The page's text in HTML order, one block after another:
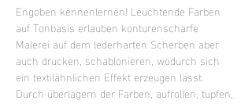
Engoben kennenlernen! Leuchtende Farben
auf Tonbasis erlauben konturenscharfe
Malerei auf dem lederharten Scherben aber
auch drucken, schablonieren, wodurch sich
ein textilähnlichen Effekt erzeugen lässt.
Durch überlagern der Farben, aufrollen, tupfen,